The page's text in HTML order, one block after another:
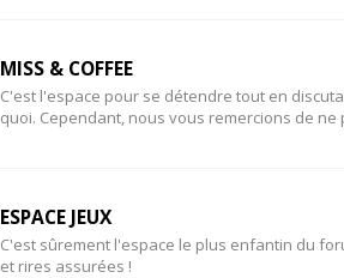
MISS & COFFEE
C'est l'espace pour se détendre tout en
quoi. Cependant, nous vous remercions de ne
ESPACE JEUX
C'est sûrement l'espace le plus enfantin du
et rires assurées !